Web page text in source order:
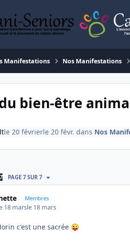
Manifestations Nos Manifestations
bien-être
le 20 févrierle 20 févr. dans Nos
PAGE 7 SUR 7
Membres
18 marsle 18 mars
c'est une sacrée 😜